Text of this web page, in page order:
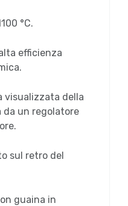
°C.
efficienza
visualizzata della
un regolatore
sul retro del
guaina in